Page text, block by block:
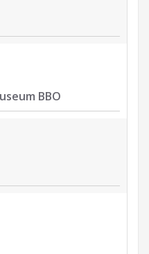
BBO